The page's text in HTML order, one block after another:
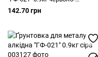
коричнева
142.70 грн